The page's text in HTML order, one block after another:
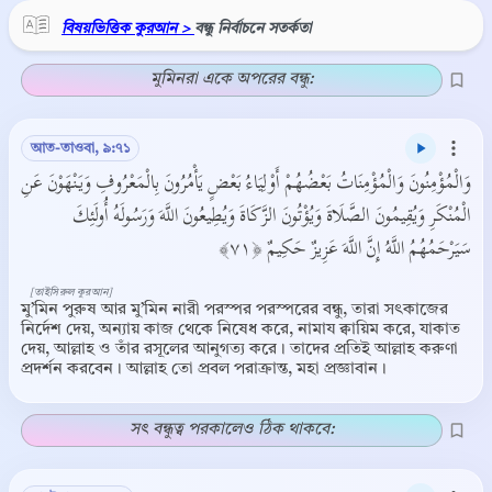
বিষয়ভিত্তিক কুরআন > বন্ধু নির্বাচনে সতর্কতা
মুমিনরা একে অপরের বন্ধু:
আত-তাওবা, ৯:৭১
وَالْمُؤْمِنُونَ وَالْمُؤْمِنَاتُ بَعْضُهُمْ أَوْلِيَاءُ بَعْضٍ يَأْمُرُونَ بِالْمَعْرُوفِ وَيَنْهَوْنَ عَنِ
الْمُنْكَرِ وَيُقِيمُونَ الصَّلَاةَ وَيُؤْتُونَ الزَّكَاةَ وَيُطِيعُونَ اللَّهَ وَرَسُولَهُ أُولَئِكَ
سَيَرْحَمُهُمُ اللَّهُ إِنَّ اللَّهَ عَزِيزٌ حَكِيمٌ ﴿٧١﴾
মু’মিন পুরুষ আর মু’মিন নারী পরস্পর পরস্পরের বন্ধু, তারা সৎকাজের
নির্দেশ দেয়, অন্যায় কাজ থেকে নিষেধ করে, নামায ক্বায়িম করে, যাকাত
দেয়, আল্লাহ ও তাঁর রসূলের আনুগত্য করে। তাদের প্রতিই আল্লাহ করুণা
প্রদর্শন করবেন। আল্লাহ তো প্রবল পরাক্রান্ত, মহা প্রজ্ঞাবান।
[তাইসিরুল কুরআন]
সৎ বন্ধুত্ব পরকালেও ঠিক থাকবে: